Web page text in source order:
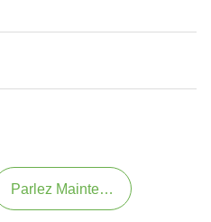
Parlez Maintenant.